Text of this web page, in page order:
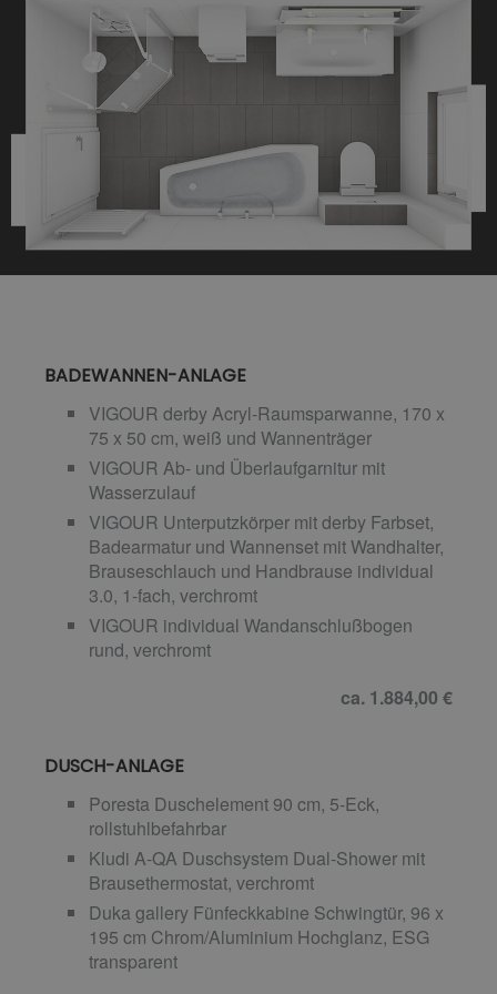
BADEWANNEN-ANLAGE
VIGOUR derby Acryl-Raumsparwanne, 170 x
75 x 50 cm, weiß und Wannenträger
VIGOUR Ab- und Überlaufgarnitur mit
Wasserzulauf
VIGOUR Unterputzkörper mit derby Farbset,
Badearmatur und Wannenset mit Wandhalter,
Brauseschlauch und Handbrause individual
3.0, 1-fach, verchromt
VIGOUR individual Wandanschlußbogen
rund, verchromt
ca. 1.884,00 €
DUSCH-ANLAGE
Poresta Duschelement 90 cm, 5-Eck,
rollstuhlbefahrbar
Kludi A-QA Duschsystem Dual-Shower mit
Brausethermostat, verchromt
Duka gallery Fünfeckkabine Schwingtür, 96 x
195 cm Chrom/Aluminium Hochglanz, ESG
transparent